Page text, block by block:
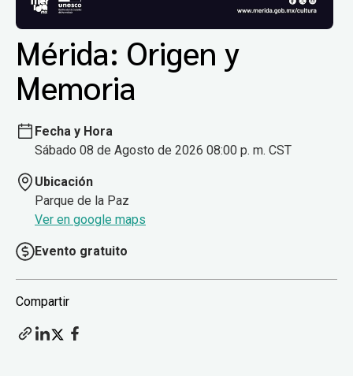
Mérida: Origen y
Memoria
Fecha y Hora
Sábado 08 de Agosto de 2026 08:00 p. m. CST
Ubicación
Parque de la Paz
Ver en google maps
Evento gratuito
Compartir